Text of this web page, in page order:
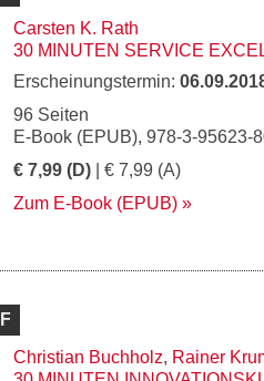
Carsten K. Rath
30 MINUTEN SERVICE
Erscheinungstermin:
96 Seiten
E-Book (EPUB), 978-3-95623-
€ 7,99 (D) | € 7,99 (A)
Zum E-Book (EPUB)
Christian Buchholz, Rainer